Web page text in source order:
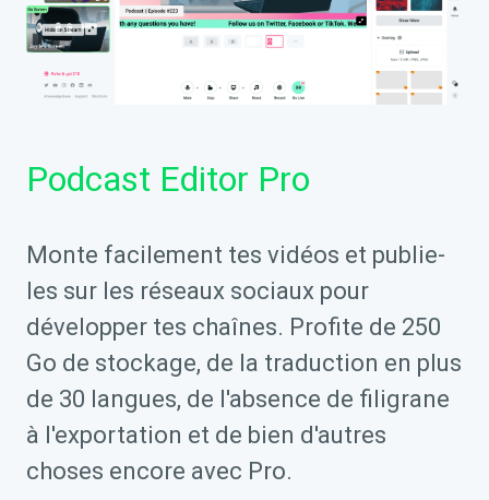
Podcast Editor Pro
Monte facilement tes vidéos et publie-
les sur les réseaux sociaux pour
développer tes chaînes. Profite de 250
Go de stockage, de la traduction en plus
de 30 langues, de l'absence de filigrane
à l'exportation et de bien d'autres
choses encore avec Pro.